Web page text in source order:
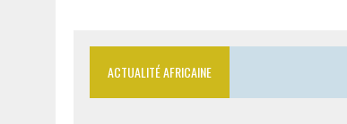
ACTUALITÉ AFRICAINE